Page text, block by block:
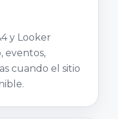
y Looker
eventos,
cuando el sitio